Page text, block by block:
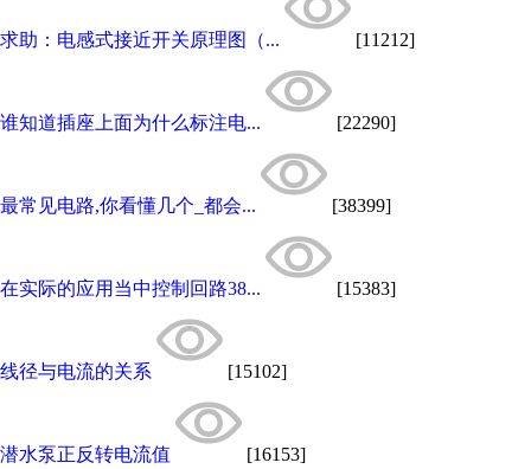
求助：电感式接近开关原理图（... [11212]
谁知道插座上面为什么标注电... [22290]
最常见电路,你看懂几个_都会... [38399]
在实际的应用当中控制回路38... [15383]
线径与电流的关系 [15102]
潜水泵正反转电流值 [16153]